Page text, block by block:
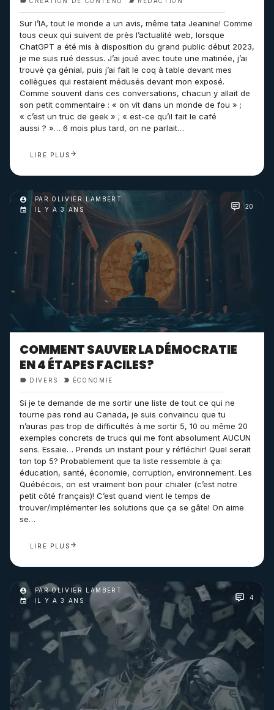
Sur l’IA, tout le monde a un avis, même tata Jeanine! Comme
tous ceux qui suivent de près l’actualité web, lorsque
ChatGPT a été mis à disposition du grand public début 2023,
je me suis rué dessus. J’ai joué avec toute une matinée, j’ai
trouvé ça génial, puis j’ai fait le coq à table devant mes
collègues qui restaient médusés devant mon exposé.
Comme souvent dans ces conversations, chacun y allait de
son petit commentaire : « on vit dans un monde de fou » ;
« c’est un truc de geek » ; « est-ce qu’il fait le café
aussi ? »… 6 mois plus tard, on ne parlait…
LIRE PLUS
COMMENT SAUVER LA DÉMOCRATIE
EN 4 ÉTAPES FACILES?
DIVERS ÉCONOMIE
Si je te demande de me sortir une liste de tout ce qui ne
tourne pas rond au Canada, je suis convaincu que tu
n’auras pas trop de difficultés à me sortir 5, 10 ou même 20
exemples concrets de trucs qui me font absolument AUCUN
sens. Essaie… Prends un instant pour y réfléchir! Quel serait
ton top 5? Probablement que ta liste ressemble à ça:
éducation, santé, économie, corruption, environnement. Les
Québécois, on est vraiment bon pour chialer (c’est notre
petit côté français)! C’est quand vient le temps de
trouver/implémenter les solutions que ça se gâte! On aime
se…
LIRE PLUS
PAR OLIVIER LAMBERT
IL Y A 3 ANS
20
PAR OLIVIER LAMBERT
IL Y A 3 ANS
4